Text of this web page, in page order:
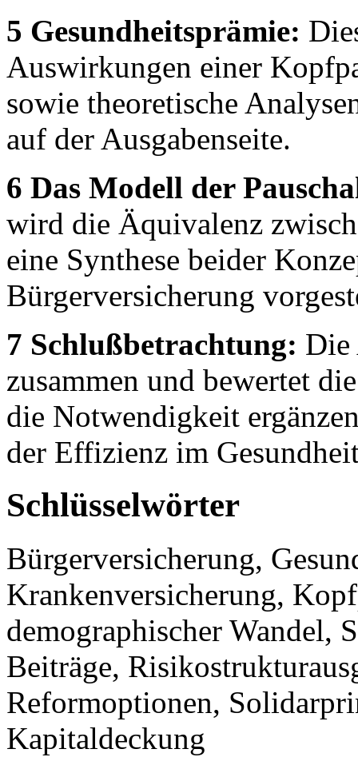
5 Gesundheitsprämie:
Auswirkungen einer
sowie theoretische
auf der Ausgabenseite.
6 Das Modell der
wird die Äquivalenz
eine Synthese beider
Bürgerversicherung
7 Schlußbetrachtung: Die
zusammen und bewertet
die Notwendigkeit
der Effizienz im
Schlüsselwörter
Bürgerversicherung,
Krankenversicherung,
demographischer Wandel,
Beiträge,
Reformoptionen,
Kapitaldeckung